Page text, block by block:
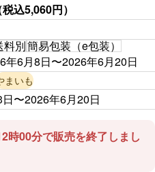
税込5,060円）
料別簡易包装（e包装）
年6月8日〜2026年6月20日
まいも
〜2026年6月20日
時00分で販売を終了しまし